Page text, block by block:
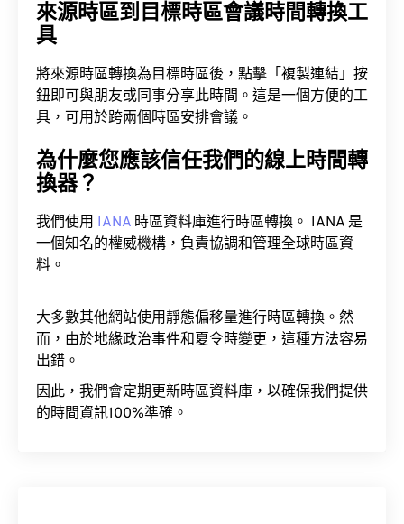
來源時區到目標時區會議時間轉換工
具
將來源時區轉換為目標時區後，點擊「複製連結」按
鈕即可與朋友或同事分享此時間。這是一個方便的工
具，可用於跨兩個時區安排會議。
為什麼您應該信任我們的線上時間轉
換器？
我們使用 IANA 時區資料庫進行時區轉換。 IANA 是
一個知名的權威機構，負責協調和管理全球時區資
料。
大多數其他網站使用靜態偏移量進行時區轉換。然
而，由於地緣政治事件和夏令時變更，這種方法容易
出錯。
因此，我們會定期更新時區資料庫，以確保我們提供
的時間資訊100%準確。